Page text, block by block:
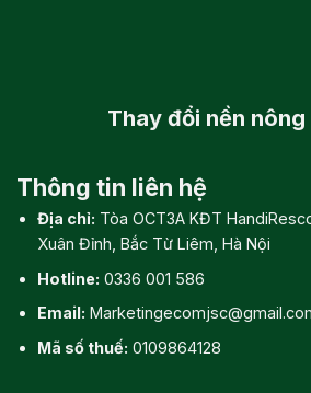
Thay đổi nền
Thông tin liên hệ
Địa chỉ: Tòa OCT3A KĐT
Xuân Đỉnh, Bắc Từ Liêm, Hà Nội
Hotline: 0336 001 586
Email:
Mã số thuế: 0109864128